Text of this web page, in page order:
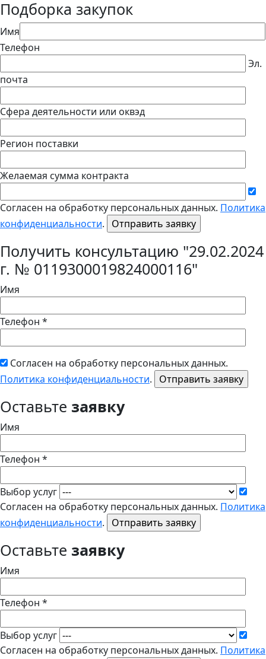
Подборка закупок
Имя
Телефон
Эл.
почта
Сфера деятельности или оквэд
Регион поставки
Желаемая сумма контракта
Согласен на обработку персональных данных. Политика
конфиденциальности.
Получить консультацию "29.02.2024
г. № 0119300019824000116"
Имя
Телефон *
Согласен на обработку персональных данных.
Политика конфиденциальности.
Оставьте заявку
Имя
Телефон *
Выбор услуг
Согласен на обработку персональных данных. Политика
конфиденциальности.
Оставьте заявку
Имя
Телефон *
Выбор услуг
Согласен на обработку персональных данных. Политика